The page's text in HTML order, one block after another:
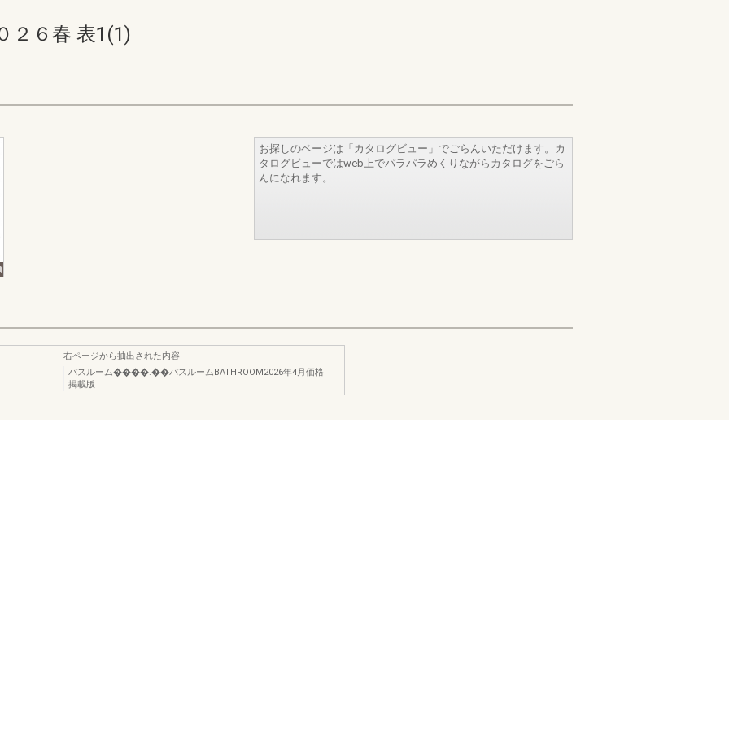
２６春 表1(1)
お探しのページは「カタログビュー」でごらんいただけます。カ
タログビューではweb上でパラパラめくりながらカタログをごら
んになれます。
右ページから抽出された内容
バスルーム����.��バスルームBATHROOM2026年4月価格
掲載版